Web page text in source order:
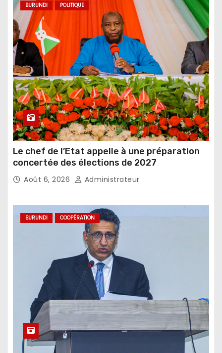
BURUNDI POLITIQUE
Le chef de l’Etat appelle à une préparation
concertée des élections de 2027
Août 6, 2026 Administrateur
BURUNDI COOPÉRATION